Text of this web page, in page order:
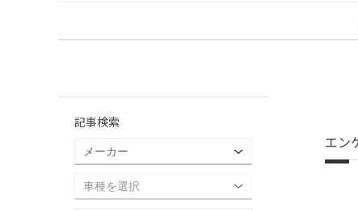
エン
記事検索